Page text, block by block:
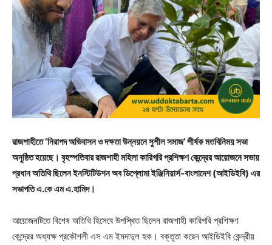
রাজশাহীতে ‘নিরাপদ অভিবাসন ও দক্ষতা উন্নয়নে সুশীল সমাজ’ শীর্ষক মতবিনিময় সভা
অনুষ্ঠিত হয়েছে। বৃহস্পতিবার রাজশাহী মহিলা কারিগরি প্রশিক্ষণ কেন্দ্রের আয়োজনে সভায়
প্রধান অতিথি ছিলেন ইনস্টিটিউশন অব ডিপ্লোমা ইঞ্জিনিয়ার্স-বাংলাদেশ (আইডিইবি) এর
সভাপতি এ.কে এম এ.হামিদ।
আয়োজনটিতে বিশেষ অতিথি হিসেবে উপস্থিত ছিলেন রাজশাহী কারিগরি প্রশিক্ষণ
কেন্দ্রের অধ্যক্ষ প্রকৌশলী এস এম ইমদাদুল হক। বক্তৃতা করেন আইডিইবি কেন্দ্রীয়